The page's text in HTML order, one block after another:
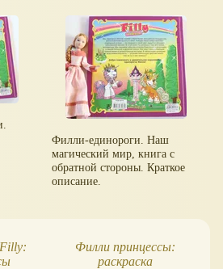
Филли-единороги. Наш
магический мир, книга с
обратной стороны. Краткое
описание.
Филли принцессы:
раскраска